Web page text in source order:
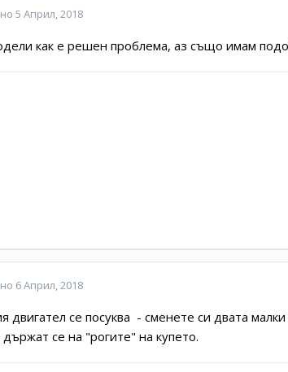
5 Април, 2018
как е решен проблема, аз също имам
6 Април, 2018
двигател се посуква - сменете си двата
държат се на "рогите" на купето.